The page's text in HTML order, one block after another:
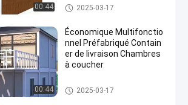
00:44
Maison de conteneurs à emba
llage plat
2025-03-17
00:44
Économique Multifonctio
nnel Préfabriqué Contain
er de livraison Chambres
à coucher
Maison de conteneurs à emba
llage plat
2025-03-17